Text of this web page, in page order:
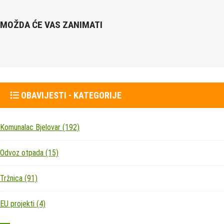
MOŽDA ĆE VAS ZANIMATI
OBAVIJESTI - KATEGORIJE
Komunalac Bjelovar (192)
Odvoz otpada (15)
Tržnica (91)
EU projekti (4)